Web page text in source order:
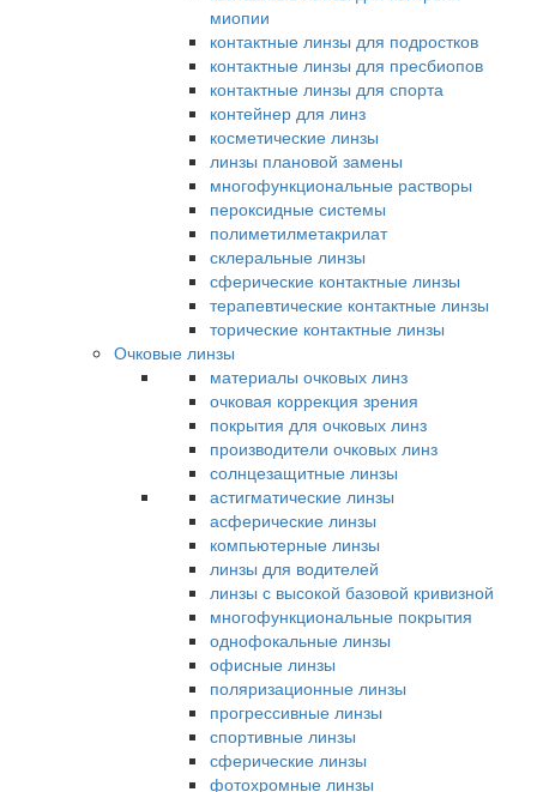
миопии
контактные линзы для подростков
контактные линзы для пресбиопов
контактные линзы для спорта
контейнер для линз
косметические линзы
линзы плановой замены
многофункциональные растворы
пероксидные системы
полиметилметакрилат
склеральные линзы
сферические контактные линзы
терапевтические контактные линзы
торические контактные линзы
Очковые линзы
материалы очковых линз
очковая коррекция зрения
покрытия для очковых линз
производители очковых линз
солнцезащитные линзы
астигматические линзы
асферические линзы
компьютерные линзы
линзы для водителей
линзы с высокой базовой кривизной
многофункциональные покрытия
однофокальные линзы
офисные линзы
поляризационные линзы
прогрессивные линзы
спортивные линзы
сферические линзы
фотохромные линзы